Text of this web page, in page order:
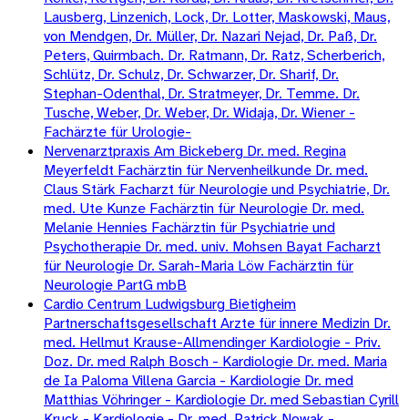
Lausberg, Linzenich, Lock, Dr. Lotter, Maskowski, Maus,
von Mendgen, Dr. Müller, Dr. Nazari Nejad, Dr. Paß, Dr.
Peters, Quirmbach. Dr. Ratmann, Dr. Ratz, Scherberich,
Schlütz, Dr. Schulz, Dr. Schwarzer, Dr. Sharif, Dr.
Stephan-Odenthal, Dr. Stratmeyer, Dr. Temme. Dr.
Tusche, Weber, Dr. Weber, Dr. Widaja, Dr. Wiener -
Fachärzte für Urologie-
Nervenarztpraxis Am Bickeberg Dr. med. Regina
Meyerfeldt Fachärztin für Nervenheilkunde Dr. med.
Claus Stärk Facharzt für Neurologie und Psychiatrie, Dr.
med. Ute Kunze Fachärztin für Neurologie Dr. med.
Melanie Hennies Fachärztin für Psychiatrie und
Psychotherapie Dr. med. univ. Mohsen Bayat Facharzt
für Neurologie Dr. Sarah-Maria Löw Fachärztin für
Neurologie PartG mbB
Cardio Centrum Ludwigsburg Bietigheim
Partnerschaftsgesellschaft Arzte für innere Medizin Dr.
med. Hellmut Krause-Allmendinger Kardiologie - Priv.
Doz. Dr. med Ralph Bosch - Kardiologie Dr. med. Maria
de Ia Paloma Villena Garcia - Kardiologie Dr. med
Matthias Vöhringer - Kardiologie Dr. med Sebastian Cyrill